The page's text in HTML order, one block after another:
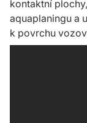
kontaktní
aquaplaningu a
k povrchu